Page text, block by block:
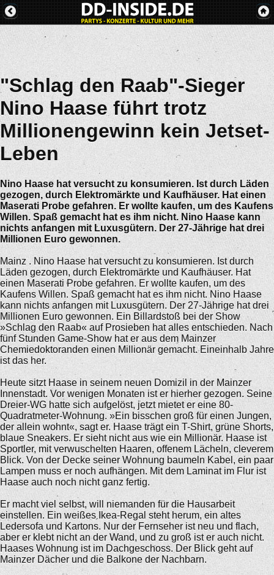
"Schlag den Raab"-Sieger
Nino Haase führt trotz
Millionengewinn kein Jetset-
Leben
Nino Haase hat versucht zu konsumieren. Ist durch Läden
gezogen, durch Elektromärkte und Kaufhäuser. Hat einen
Maserati Probe gefahren. Er wollte kaufen, um des Kaufens
Willen. Spaß gemacht hat es ihm nicht. Nino Haase kann
nichts anfangen mit Luxusgütern. Der 27-Jährige hat drei
Millionen Euro gewonnen.
Mainz . Nino Haase hat versucht zu konsumieren. Ist durch
Läden gezogen, durch Elektromärkte und Kaufhäuser. Hat
einen Maserati Probe gefahren. Er wollte kaufen, um des
Kaufens Willen. Spaß gemacht hat es ihm nicht. Nino Haase
kann nichts anfangen mit Luxusgütern. Der 27-Jährige hat drei
Millionen Euro gewonnen. Ein Billardstoß bei der Show
»Schlag den Raab« auf Prosieben hat alles entschieden. Nach
fünf Stunden Game-Show hat er aus dem Mainzer
Chemiedoktoranden einen Millionär gemacht. Eineinhalb Jahre
ist das her.
Heute sitzt Haase in seinem neuen Domizil in der Mainzer
Innenstadt. Vor wenigen Monaten ist er hierher gezogen. Seine
Dreier-WG hatte sich aufgelöst, jetzt mietet er eine 80-
Quadratmeter-Wohnung. »Ein bisschen groß für einen Jungen,
der allein wohnt«, sagt er. Haase trägt ein T-Shirt, grüne Shorts,
blaue Sneakers. Er sieht nicht aus wie ein Millionär. Haase ist
Sportler, mit verwuschelten Haaren, offenem Lächeln, cleverem
Blick. Von der Decke seiner Wohnung baumeln Kabel, ein paar
Lampen muss er noch aufhängen. Mit dem Laminat im Flur ist
Haase auch noch nicht ganz fertig.
Er macht viel selbst, will niemanden für die Hausarbeit
einstellen. Ein weißes Ikea-Regal steht herum, ein altes
Ledersofa und Kartons. Nur der Fernseher ist neu und flach,
aber er klebt nicht an der Wand, und zu groß ist er auch nicht.
Haases Wohnung ist im Dachgeschoss. Der Blick geht auf
Mainzer Dächer und die Balkone der Nachbarn.